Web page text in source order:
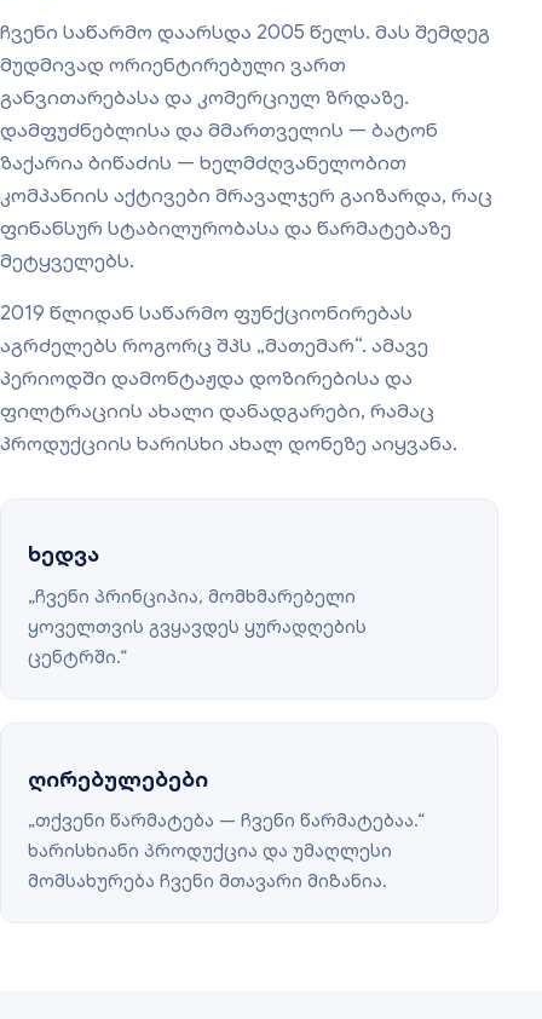
ჩვენი საწარმო დაარსდა 2005 წელს. მას შემდეგ
მუდმივად ორიენტირებული ვართ
განვითარებასა და კომერციულ ზრდაზე.
დამფუძნებლისა და მმართველის — ბატონ
ზაქარია ბიწაძის — ხელმძღვანელობით
კომპანიის აქტივები მრავალჯერ გაიზარდა, რაც
ფინანსურ სტაბილურობასა და წარმატებაზე
მეტყველებს.
2019 წლიდან საწარმო ფუნქციონირებას
აგრძელებს როგორც შპს „მათემარ“. ამავე
პერიოდში დამონტაჟდა დოზირებისა და
ფილტრაციის ახალი დანადგარები, რამაც
პროდუქციის ხარისხი ახალ დონეზე აიყვანა.
ხედვა
„ჩვენი პრინციპია, მომხმარებელი
ყოველთვის გვყავდეს ყურადღების
ცენტრში.“
ღირებულებები
„თქვენი წარმატება — ჩვენი წარმატებაა.“
ხარისხიანი პროდუქცია და უმაღლესი
მომსახურება ჩვენი მთავარი მიზანია.